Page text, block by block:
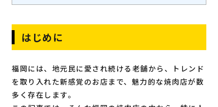
はじめに
福岡には、地元民に愛され続ける老舗から、トレンド
を取り入れた新感覚のお店まで、魅力的な焼肉店が数
多く存在します。